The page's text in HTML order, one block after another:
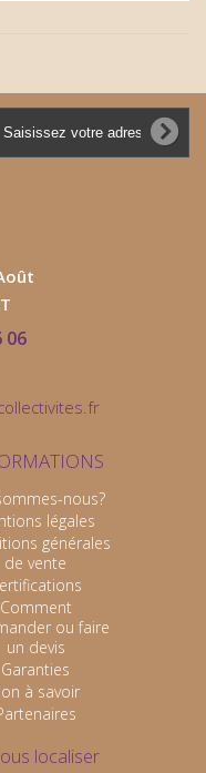
06
nous?
légales
générales
de vente
Comment
ou faire
un devis
Garanties
à savoir
localiser